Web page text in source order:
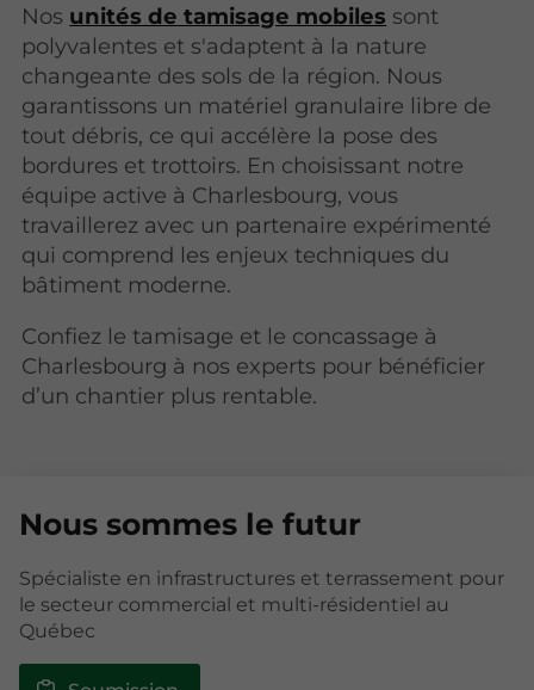
Nos unités de tamisage mobiles sont
polyvalentes et s'adaptent à la nature
changeante des sols de la région. Nous
garantissons un matériel granulaire libre de
tout débris, ce qui accélère la pose des
bordures et trottoirs. En choisissant notre
équipe active à Charlesbourg, vous
travaillerez avec un partenaire expérimenté
qui comprend les enjeux techniques du
bâtiment moderne.
Confiez le tamisage et le concassage à
Charlesbourg à nos experts pour bénéficier
d’un chantier plus rentable.
Nous sommes le futur
Spécialiste en infrastructures et terrassement pour
le secteur commercial et multi-résidentiel au
Québec